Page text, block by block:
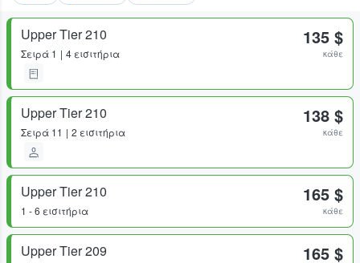
Upper Tier 210
Σειρά 1 4 εισιτήρια
135 $
κάθε
Upper Tier 210
Σειρά 11 2 εισιτήρια
138 $
κάθε
Upper Tier 210
1 - 6 εισιτήρια
165 $
κάθε
Upper Tier 209 165 $